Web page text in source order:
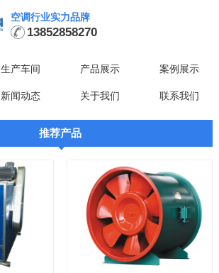
空调行业实力品牌
13852858270
生产车间 产品展示 案例展示
新闻动态 关于我们 联系我们
推荐产品